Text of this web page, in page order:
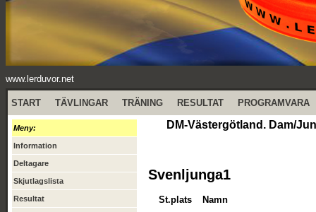
www.lerduvor.net
START TÄVLINGAR TRÄNING RESULTAT PROGRAMVARA
Meny:
Information
Deltagare
Skjutlagslista
Resultat
DM-Västergötland. Dam/
Svenljunga1
St.plats Namn